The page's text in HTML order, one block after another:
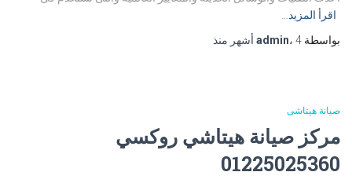
اقرأ المزيد…
بواسطة
admin، 4 أشهر منذ
صيانة هيتاشى
مركز صيانة هيتاشي روكسي
01225025360